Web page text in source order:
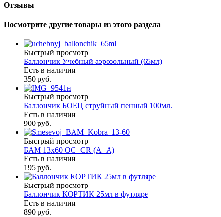
Отзывы
Посмотрите другие товары из этого раздела
Быстрый просмотр
Баллончик Учебный аэрозольный (65мл)
Есть в наличии
350 руб.
Быстрый просмотр
Баллончик БОЕЦ струйный пенный 100мл.
Есть в наличии
900 руб.
Быстрый просмотр
БАМ 13х60 ОС+CR (A+A)
Есть в наличии
195 руб.
Быстрый просмотр
Баллончик КОРТИК 25мл в футляре
Есть в наличии
890 руб.